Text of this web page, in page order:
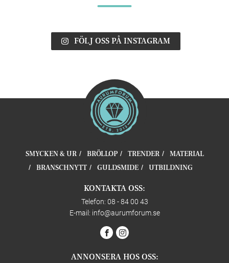
FÖLJ OSS PÅ INSTAGRAM
SMYCKEN & UR BRÖLLOP TRENDER
MATERIAL
BRANSCHNYTT
GULDSMIDE UTBILDNING
KONTAKTA OSS:
Telefon: 08 - 84 00 43
E-mail: info@aurumforum.se
ANNONSERA HOS OSS: